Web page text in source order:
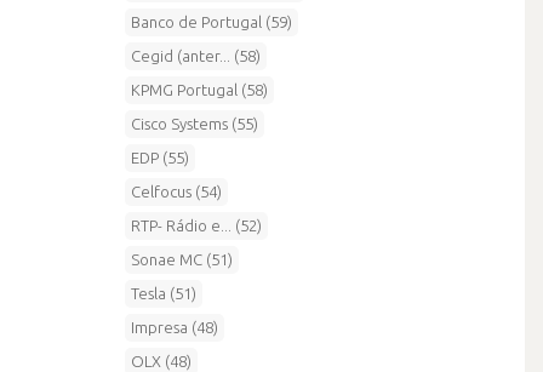
Banco de Portugal (59)
Cegid (anter... (58)
KPMG Portugal (58)
Cisco Systems (55)
EDP (55)
Celfocus (54)
RTP- Rádio e... (52)
Sonae MC (51)
Tesla (51)
Impresa (48)
OLX (48)